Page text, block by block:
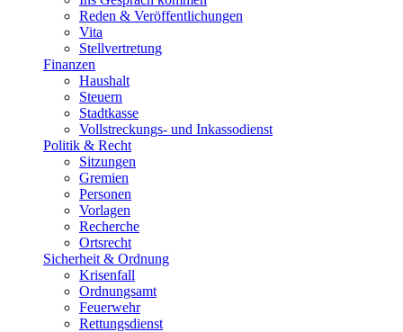
Reden & Veröffentlichungen
Vita
Stellvertretung
Finanzen
Haushalt
Steuern
Stadtkasse
Vollstreckungs- und Inkassodienst
Politik & Recht
Sitzungen
Gremien
Personen
Vorlagen
Recherche
Ortsrecht
Sicherheit & Ordnung
Krisenfall
Ordnungsamt
Feuerwehr
Rettungsdienst